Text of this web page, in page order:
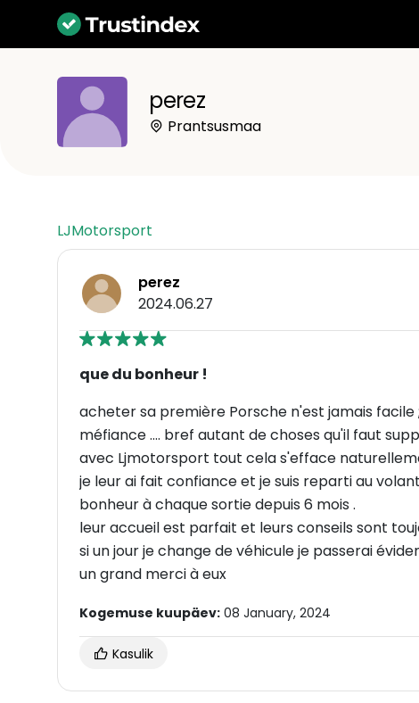
perez
Prantsusmaa
LJMotorsport
perez
2024.06.27
que du bonheur !
acheter sa première Porsche n'est jamais facile
méfiance .... bref autant de choses qu'il faut
avec Ljmotorsport tout cela s'efface
je leur ai fait confiance et je suis reparti au
bonheur à chaque sortie depuis 6 mois .
leur accueil est parfait et leurs conseils sont
si un jour je change de véhicule je passerai
un grand merci à eux
Kogemuse kuupäev: 08 January, 2024
Kasulik